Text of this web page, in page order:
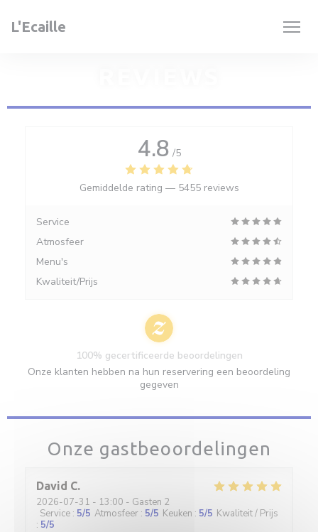
L'Ecaille
Onze gastbeoordelingen
David C
2026-07-31 - 13:00 - Gasten 2
Service : 5/5 Atmosfeer : 5/5 Keuken : 5/5 Kwaliteit / Prijs
: 5/5
4.8 /5
Gemiddelde rating — 5455 reviews
Service
Atmosfeer
Menu's
Kwaliteit/Prijs
100% gecertificeerde beoordelingen
Onze klanten hebben na hun reservering een beoordeling
gegeven